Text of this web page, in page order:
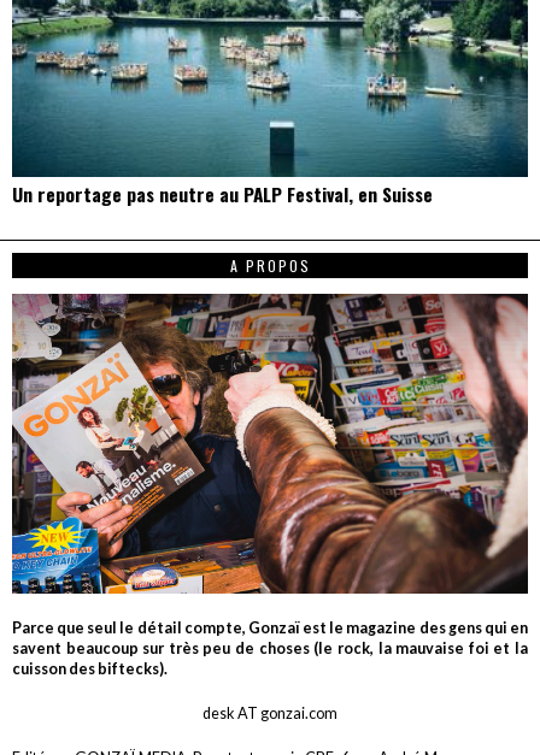
Un reportage pas neutre au PALP Festival, en Suisse
A PROPOS
Parce que seul le détail compte, Gonzaï est le magazine des gens qui en
savent beaucoup sur très peu de choses (le rock, la mauvaise foi et la
cuisson des biftecks).
desk AT gonzai.com